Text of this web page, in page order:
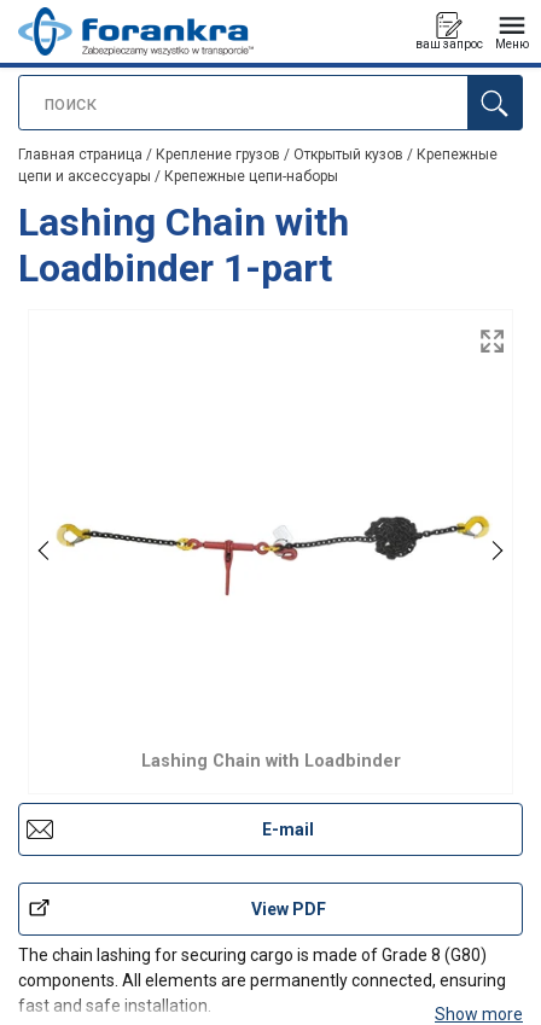
поиск
ваш запрос Меню
Продукт добавлен в ваш запрос
Главная страница / Крепление грузов / Открытый кузов / Крепежные
цепи и аксессуары / Крепежные цепи-наборы
Lashing Chain with
Loadbinder 1-part
Lashing Chain with Loadbinder
E-mail
View PDF
The chain lashing for securing cargo is made of Grade 8 (G80)
components. All elements are permanently connected, ensuring
fast and safe installation.
Show more